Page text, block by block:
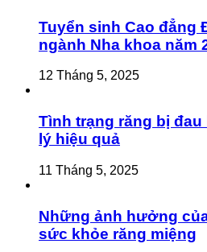
Tuyển sinh Cao đẳng
ngành Nha khoa năm
12 Tháng 5, 2025
Tình trạng răng bị
lý hiệu quả
11 Tháng 5, 2025
Những ảnh hưởng
sức khỏe răng miệng